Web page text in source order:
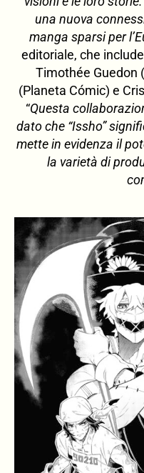
una nuova
manga sparsi per
editoriale, che
Timothée Guedon
(Planeta Cómic) e
“Questa
dato che “Issho”
mette in evidenza il
la varietà di